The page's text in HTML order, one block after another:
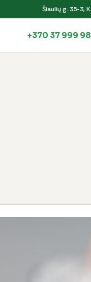
Šiaulių g. 35-3,
+370 37 999